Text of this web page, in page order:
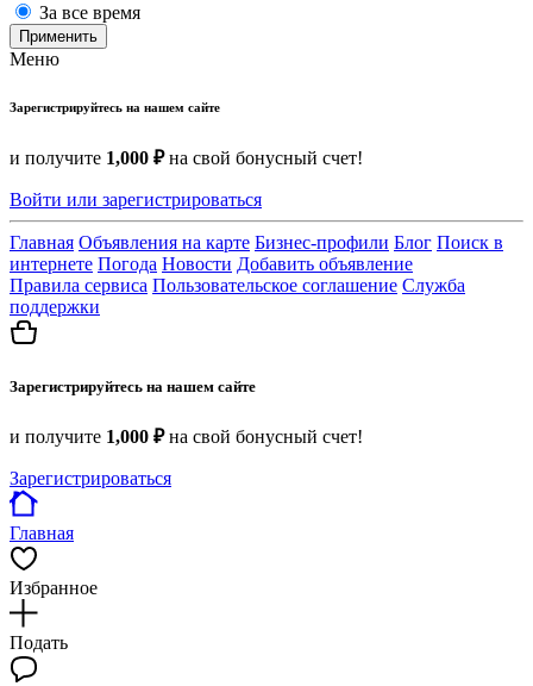
За все время
Применить
Меню
Зарегистрируйтесь на нашем сайте
и получите 1,000 ₽на свой бонусный счет!
Войти или зарегистрироваться
Главная Объявления на карте Бизнес-профили Блог Поиск в
интернете Погода Новости Добавить объявление
Правила сервиса Пользовательское соглашение Служба
поддержки
Зарегистрируйтесь на нашем сайте
и получите 1,000 ₽на свой бонусный счет!
Зарегистрироваться
Главная
Избранное
Подать